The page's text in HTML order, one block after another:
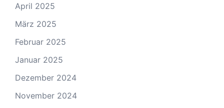
April 2025
März 2025
Februar 2025
Januar 2025
Dezember 2024
November 2024